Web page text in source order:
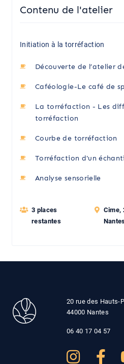
Contenu de l'atelier
Initiation à la torréfaction
Découverte de l’atelier
Caféologie-Le café de
La torréfaction - Les
torréfaction
Courbe de torréfaction
Torréfaction d'un
Analyse sensorielle
3 places
restantes
Cime,
20 rue des Hauts-
44000 Nantes
06 40 17 04 57